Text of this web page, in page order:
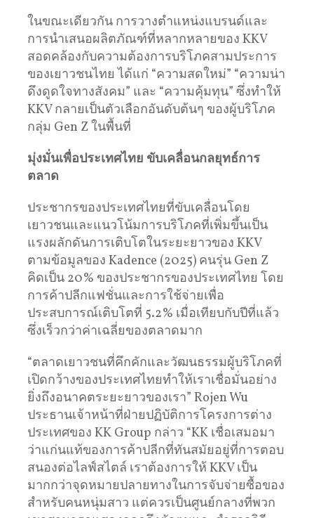
ในขณะเดียวกัน การวางตำแหน่งแบรนด์และ
การนำเสนอผลิตภัณฑ์ที่หลากหลายของ KKV
สอดคล้องกับความต้องการบริโภคสามประการ
ของเยาวชนไทย ได้แก่ “ความสดใหม่” “ความน่า
ดึงดูดใจทางสังคม” และ “ความคุ้มทุน” ซึ่งทำให้
KKV กลายเป็นตัวเลือกอันดับต้นๆ ของผู้บริโภค
กลุ่ม Gen Z ในพื้นที่
มุ่งมั่นเพื่อประเทศไทย ขับเคลื่อนกลยุทธ์การ
ตลาด
ประชากรของประเทศไทยที่ขับเคลื่อนโดย
เยาวชนและแนวโน้มการบริโภคที่เพิ่มขึ้นเป็น
แรงผลักดันการเติบโตในระยะยาวของ KKV
ตามข้อมูลของ Kadence (2025) คนรุ่น Gen Z
คิดเป็น 20% ของประชากรของประเทศไทย โดย
การค้าปลีกแฟชั่นและการใช้จ่ายเพื่อ
ประสบการณ์เติบโตที่ 5.2% เมื่อเทียบกับปีที่แล้ว
ซึ่งเร็วกว่าค่าเฉลี่ยของตลาดมาก
“ตลาดเยาวชนที่คึกคักและวัฒนธรรมผู้บริโภคที่
เปิดกว้างของประเทศไทยทำให้เราเชื่อมั่นอย่าง
ยิ่งถึงอนาคตระยะยาวของเรา” Rojen Wu
ประธานเจ้าหน้าที่ฝ่ายปฏิบัติการโครงการต่าง
ประเทศของ KK Group กล่าว “KK เชื่อเสมอมา
ว่าแก่นแท้ของการค้าปลีกที่ทันสมัยอยู่ที่การตอบ
สนองต่อไลฟ์สไตล์ เราต้องการให้ KKV เป็น
มากกว่าจุดหมายปลายทางในการจับจ่ายซื้อของ
สำหรับคนหนุ่มสาว แต่ควรเป็นศูนย์กลางที่พวก